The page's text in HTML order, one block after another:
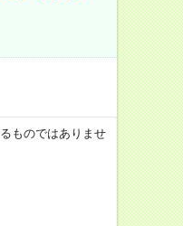
ものではありませ